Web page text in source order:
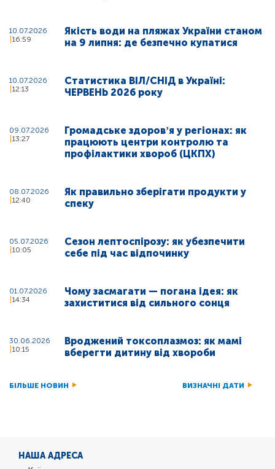
10.07.2026
16:59
Якість води на пляжах України станом
на 9 липня: де безпечно купатися
10.07.2026
12:13
Статистика ВІЛ/СНІД в Україні:
ЧЕРВЕНЬ 2026 року
09.07.2026
13:27
Громадське здоровʼя у регіонах: як
працюють центри контролю та
профілактики хвороб (ЦКПХ)
08.07.2026
12:40
Як правильно зберігати продукти у
спеку
05.07.2026
10:05
Сезон лептоспірозу: як убезпечити
себе під час відпочинку
01.07.2026
14:34
Чому засмагати — погана ідея: як
захиститися від сильного сонця
30.06.2026
10:15
Вроджений токсоплазмоз: як мамі
вберегти дитину від хвороби
БІЛЬШЕ НОВИН ВИЗНАЧНІ ДАТИ
НАША АДРЕСА